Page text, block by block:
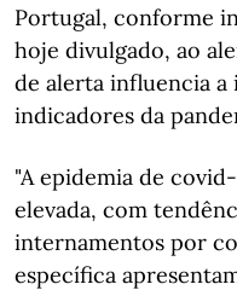
Portugal, conforme
hoje divulgado, ao
de alerta influencia
indicadores da
"A epidemia de
elevada, com
internamentos por
específica